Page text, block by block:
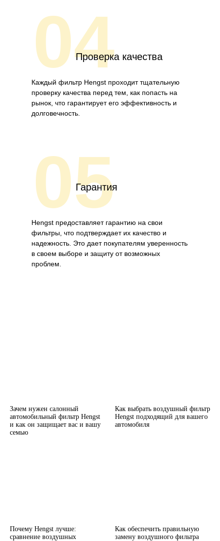
04Проверка качества
Каждый фильтр Hengst проходит тщательную
проверку качества перед тем, как попасть на
рынок, что гарантирует его эффективность и
долговечность.
05
Гарантия
Hengst предоставляет гарантию на свои
фильтры, что подтверждает их качество и
надежность. Это дает покупателям уверенность
в своем выборе и защиту от возможных
проблем.
Зачем нужен салонный
автомобильный фильтр Hengst
и как он защищает вас и вашу
семью
Как выбрать воздушный фильтр
Hengst подходящий для вашего
автомобиля
Почему Hengst лучше:
сравнение воздушных
Как обеспечить правильную
замену воздушного фильтра